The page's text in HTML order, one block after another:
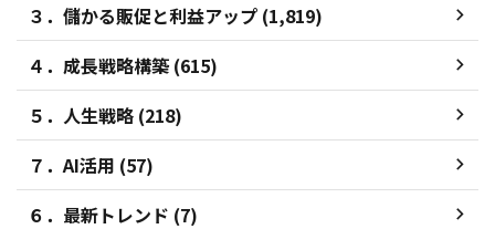
３．儲かる販促と利益アップ (1,819)
４．成長戦略構築 (615)
５．人生戦略 (218)
７．AI活用 (57)
６．最新トレンド (7)